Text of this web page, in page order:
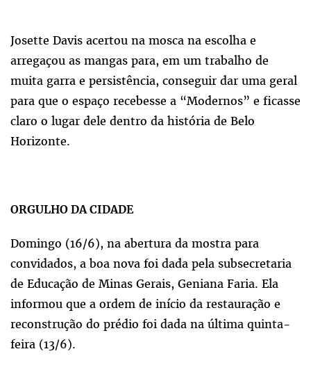
Josette Davis acertou na mosca na escolha e
arregaçou as mangas para, em um trabalho de
muita garra e persistência, conseguir dar uma geral
para que o espaço recebesse a “Modernos” e ficasse
claro o lugar dele dentro da história de Belo
Horizonte.
ORGULHO DA CIDADE
Domingo (16/6), na abertura da mostra para
convidados, a boa nova foi dada pela subsecretaria
de Educação de Minas Gerais, Geniana Faria. Ela
informou que a ordem de início da restauração e
reconstrução do prédio foi dada na última quinta-
feira (13/6).